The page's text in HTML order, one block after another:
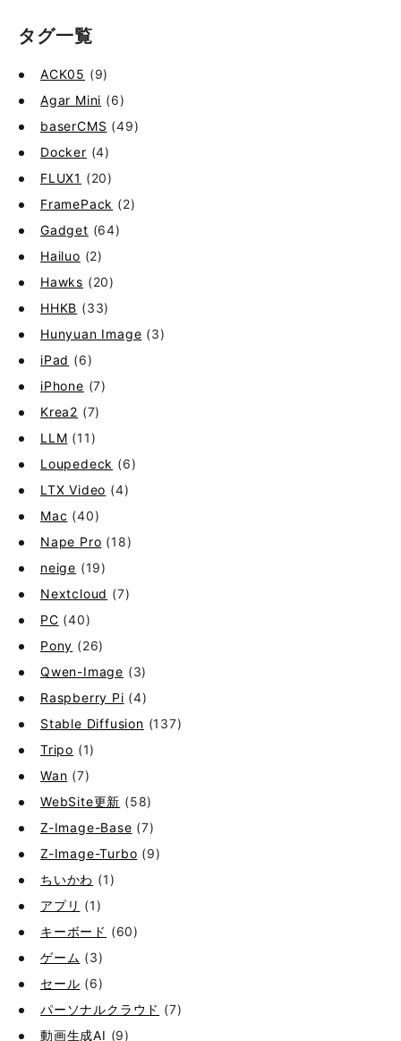
タグ一覧
ACK05 (9)
Agar Mini (6)
baserCMS (49)
Docker (4)
FLUX1 (20)
FramePack (2)
Gadget (64)
Hailuo (2)
Hawks (20)
HHKB (33)
Hunyuan Image (3)
iPad (6)
iPhone (7)
Krea2 (7)
LLM (11)
Loupedeck (6)
LTX Video (4)
Mac (40)
Nape Pro (18)
neige (19)
Nextcloud (7)
PC (40)
Pony (26)
Qwen-Image (3)
Raspberry Pi (4)
Stable Diffusion (137)
Tripo (1)
Wan (7)
WebSite更新 (58)
Z-Image-Base (7)
Z-Image-Turbo (9)
ちいかわ (1)
アプリ (1)
キーボード (60)
ゲーム (3)
セール (6)
パーソナルクラウド (7)
動画生成AI (9)